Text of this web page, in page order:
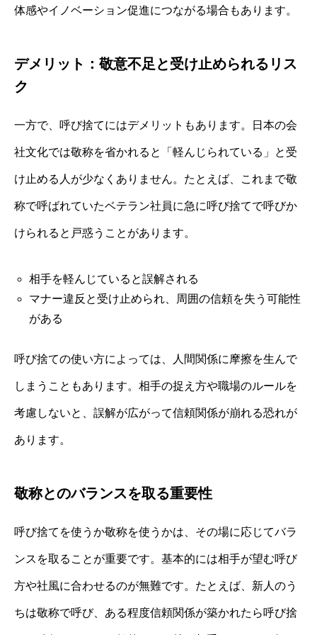
体感やイノベーション促進につながる場合もあります。
デメリット：敬意不足と受け止められるリス
ク
一方で、呼び捨てにはデメリットもあります。日本の会
社文化では敬称を省かれると「軽んじられている」と受
け止める人が少なくありません。たとえば、これまで敬
称で呼ばれていたベテラン社員に急に呼び捨てで呼びか
けられると戸惑うことがあります。
相手を軽んじていると誤解される
マナー違反と受け止められ、周囲の信頼を失う可能性
がある
呼び捨ての使い方によっては、人間関係に摩擦を生んで
しまうこともあります。相手の捉え方や職場のルールを
考慮しないと、誤解が広がって信頼関係が崩れる恐れが
あります。
敬称とのバランスを取る重要性
呼び捨てを使うか敬称を使うかは、その場に応じてバラ
ンスを取ることが重要です。基本的には相手が望む呼び
方や社風に合わせるのが無難です。たとえば、新人のう
ちは敬称で呼び、ある程度信頼関係が築かれたら呼び捨